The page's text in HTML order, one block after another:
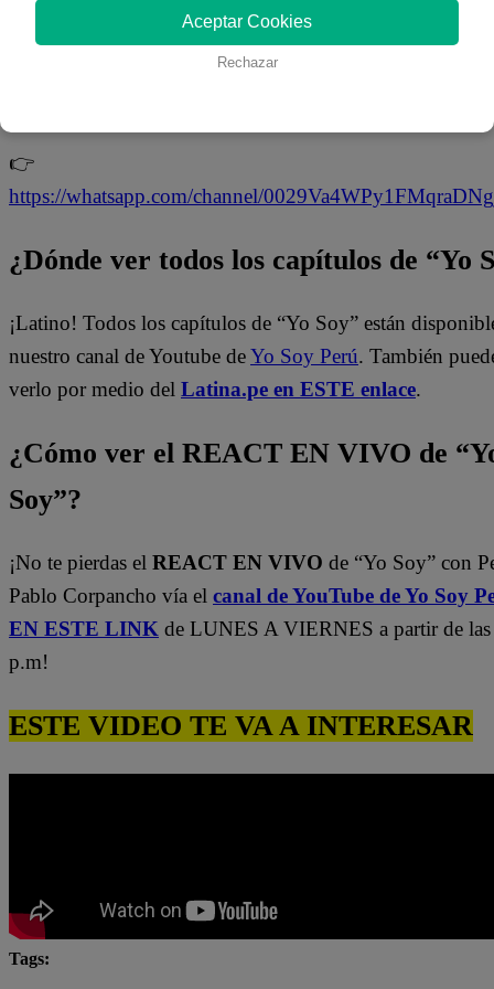
¡No te pierdas de contenido y noticiasEXCLUSIVAS
👉
https://whatsapp.com/channel/
¿Dónde ver todos los capítulos de “Yo
¡Latino! Todos los capítulos de “Yo Soy” están
nuestro canal de Youtube deYo Soy Perú. También
verlo por medio del Latina.pe en ESTE enlace.
¿Cómo ver el REACT EN VIVO de
Soy”?
¡No te pierdas el REACT EN VIVO de “Yo Soy” con
Pablo Corpancho vía el canal de YouTube de Yo Soy
EN ESTE LINK de LUNES A VIERNES a partir de
p.m!
ESTE VIDEO TE VA A INTERESAR
Tags:
Aceptar Cookies
Rechazar